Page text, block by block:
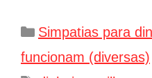
Categorias
Simpatias para
funcionam (diversas)